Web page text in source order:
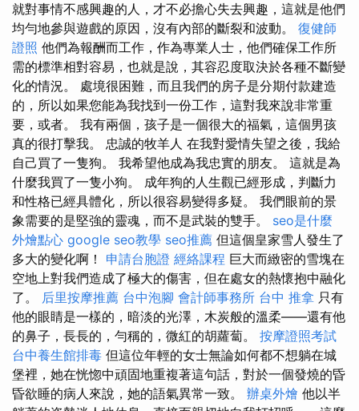
就對事情不感興趣的人，才不必擔心失去興趣，這就是他們
均勻地參與遊戲的原因，沒有內部的斷裂和波動。 復健師
證照 他們為報酬而工作，作為專業人士，他們確保工作所
需的標準相對容易，也就是說，其容忍度取決於各種不斷變
化的情況。 處境很困難，而且我們的房子是分期付款建造
的，所以如果您能為我找到一份工作，這對我來說非常重
要，或者。 我有兩個，孩子是一個很大的福氣，這個男孩
真的很打擊我。 忠誠的牧羊人 在我對愛情失望之後，我給
自己買了一隻狗。 我希望他成為我忠實的朋友。 這就是為
什麼我買了一隻小狗。 成年狗的人生觀已經形成，判斷力
和性格已經具體化，所以很容易變得多疑。 我們眼前的景
象需要的是堅強的靈魂，而不是武裝的雙手。 seo是什麼
外燴點心 google seo教學 seo推薦 但這個皇家雪人發生了
多大的變化啊！ 申請台胞證 經絡課程 巨大而緻密的雪塊在
空地上對我們造成了極大的傷害，但在處女的熱懷抱中融化
了。 后里按摩推薦 台中泡腳 會計師事務所 台中 推拿 只有
他的眼睛是一樣的，暗淡的光澤，木炭般的溫柔——還有他
的鼻子，長長的，勻稱的，微紅的胡蘿蔔。 按摩證照考試
台中養生館排毒 但這位年輕的女士無論如何都不想躺在城
堡裡，她在恍惚中頑固地重複著這句話，對於一個發燒的昏
昏欲睡的病人來說，她的語氣異常一致。 辦桌外燴 他以半